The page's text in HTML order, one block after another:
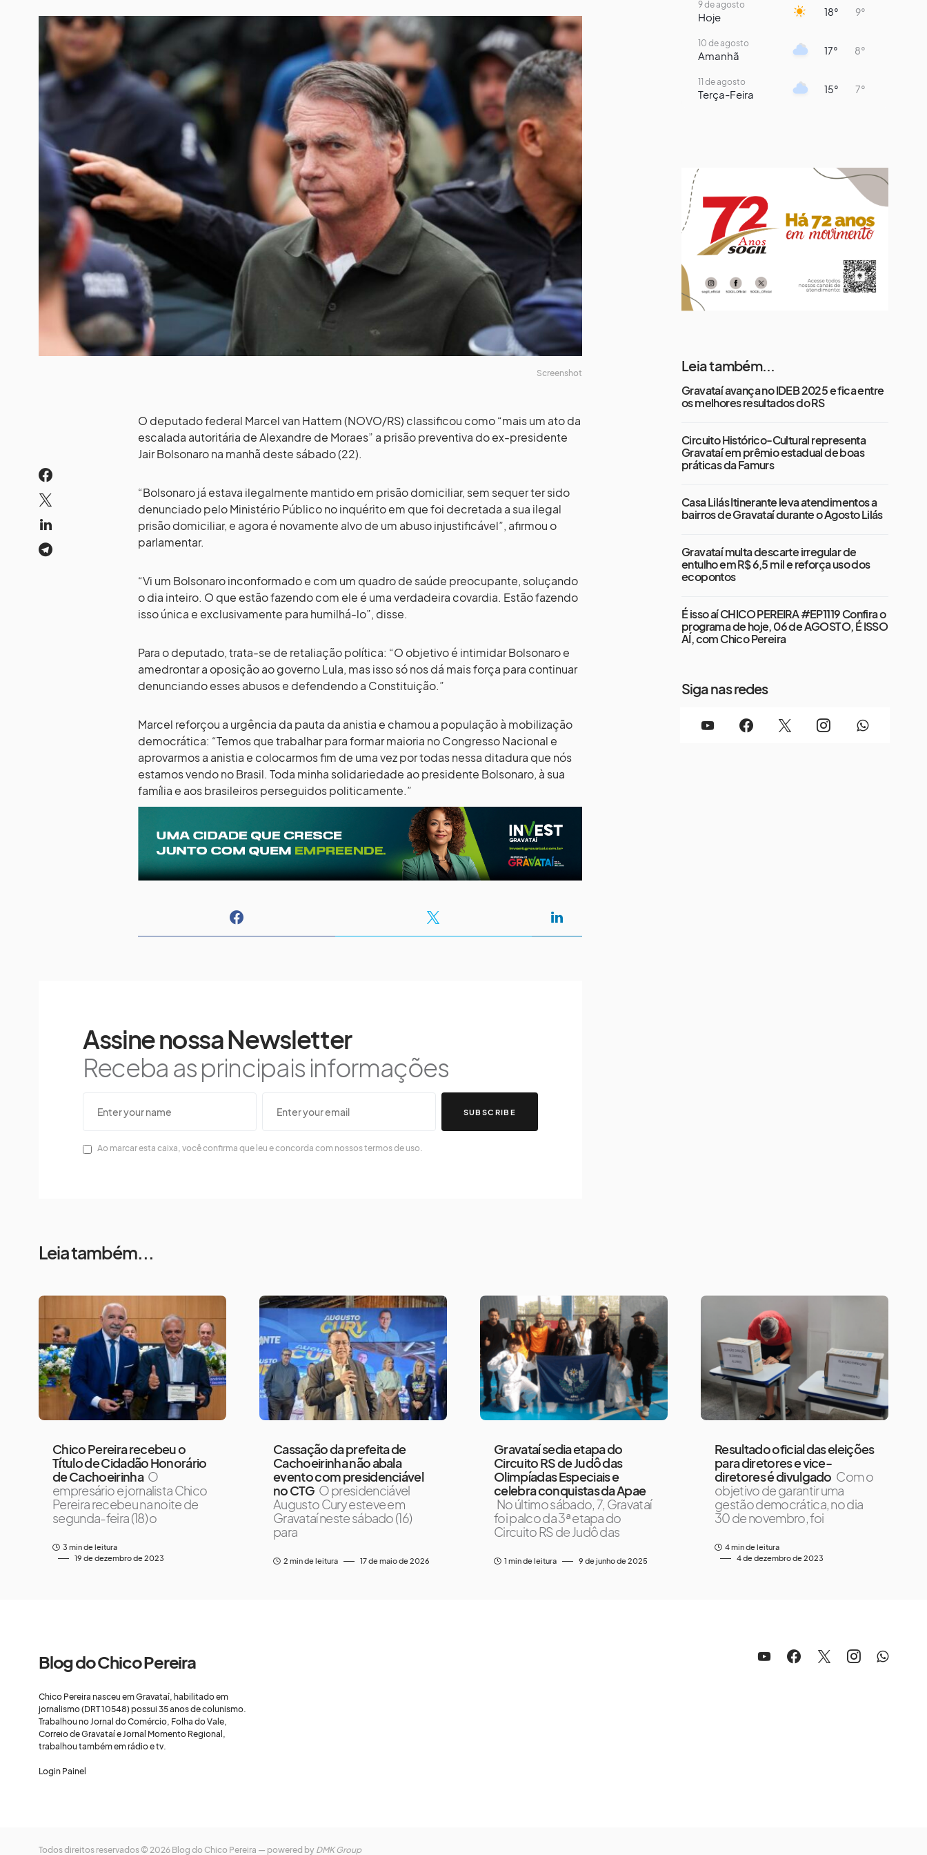
Screenshot
O deputado federal Marcel van Hattem (NOVO/RS) classificou como “mais um ato da
escalada autoritária de Alexandre de Moraes” a prisão preventiva do ex-presidente
Jair Bolsonaro na manhã deste sábado (22).
“Bolsonaro já estava ilegalmente mantido em prisão domiciliar, sem sequer ter sido
denunciado pelo Ministério Público no inquérito em que foi decretada a sua ilegal
prisão domiciliar, e agora é novamente alvo de um abuso injustificável”, afirmou o
parlamentar.
“Vi um Bolsonaro inconformado e com um quadro de saúde preocupante, soluçando
o dia inteiro. O que estão fazendo com ele é uma verdadeira covardia. Estão fazendo
isso única e exclusivamente para humilhá-lo”, disse.
Para o deputado, trata-se de retaliação política: “O objetivo é intimidar Bolsonaro e
amedrontar a oposição ao governo Lula, mas isso só nos dá mais força para continuar
denunciando esses abusos e defendendo a Constituição.”
Marcel reforçou a urgência da pauta da anistia e chamou a população à mobilização
democrática: “Temos que trabalhar para formar maioria no Congresso Nacional e
aprovarmos a anistia e colocarmos fim de uma vez por todas nessa ditadura que nós
estamos vendo no Brasil. Toda minha solidariedade ao presidente Bolsonaro, à sua
família e aos brasileiros perseguidos politicamente.”
Assine nossa Newsletter
Receba as principais informações
SUBSCRIBE
Ao marcar esta caixa, você confirma que leu e concorda com nossos termos de uso.
9 de agosto
Hoje 18° 9°
10 de agosto
Amanhã 17° 8°
11 de agosto
Terça-Feira 15° 7°
Quinta-Feira 16° 13°
14 de agosto
Sexta-Feira
15 de agosto
Sábado 21° 16°
Leia também...
Gravataí avança no IDEB 2025 e fica entre
os melhores resultados do RS
Circuito Histórico-Cultural representa
Gravataí em prêmio estadual de boas
práticas da Famurs
Casa Lilás Itinerante leva atendimentos a
bairros de Gravataí durante o Agosto Lilás
Gravataí multa descarte irregular de
entulho em R$ 6,5 mil e reforça uso dos
ecopontos
É isso aí CHICO PEREIRA #EP1119 Confira o
programa de hoje, 06 de AGOSTO, É ISSO
AÍ, com Chico Pereira
Siga nas redes
Leia também...
Chico Pereira recebeu o
Título de Cidadão Honorário
de Cachoeirinha O
empresário e jornalista Chico
Pereira recebeu na noite de
segunda-feira (18) o
3 min de leitura
19 de dezembro de 2023
Cassação da prefeita de
Cachoeirinha não abala
evento com presidenciável
no CTG O presidenciável
Augusto Cury esteve em
Gravataí neste sábado (16)
para
2 min de leitura 17 de maio de 2026
Gravataí sedia etapa do
Circuito RS de Judô das
Olimpíadas Especiais e
celebra conquistas da Apae
No último sábado, 7, Gravataí
foi palco da 3ª etapa do
Circuito RS de Judô das
1 min de leitura 9 de junho de 2025
Resultado oficial das eleições
para diretores e vice-
diretores é divulgado Com o
objetivo de garantir uma
gestão democrática, no dia
30 de novembro, foi
4 min de leitura
4 de dezembro de 2023
Blog do Chico Pereira
Chico Pereira nasceu em Gravataí, habilitado em
jornalismo (DRT 10548) possui 35 anos de colunismo.
Trabalhou no Jornal do Comércio, Folha do Vale,
Correio de Gravataí e Jornal Momento Regional,
trabalhou também em rádio e tv.
Login Painel
Todos direitos reservados © 2026 Blog do Chico Pereira — powered by DMK Group